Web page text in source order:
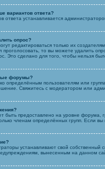
вариантов ответа?
ответа устанавливается
опрос?
редактироваться только их
то вы можете удалить
Это сделано для того, чтобы нельзя
форумы?
определённым пользователям или
Свяжитесь с модератором или
быть предоставлено на уровне
членам определённых групп. Если
устанавливают свой
вынесенным на данном